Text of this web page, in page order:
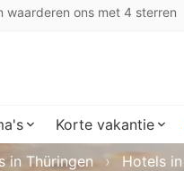
waarderen ons met 4 sterren
Korte vakantie
in Thüringen Hotels